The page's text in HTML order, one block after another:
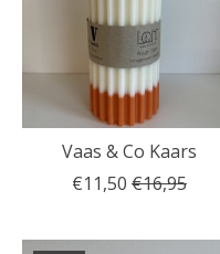
Vaas & Co Kaars
€11,50 €16,95